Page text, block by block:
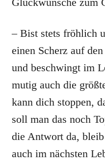
– Bist stets fröhlich
einen Scherz auf
und beschwingt im
mutig auch die
kann dich stoppen,
soll man das noch
die Antwort da,
auch im nächsten